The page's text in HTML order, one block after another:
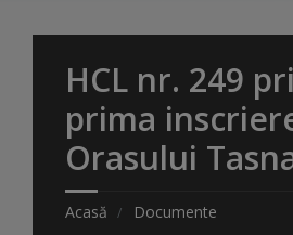
HCL nr. 249
prima
Orasului
Acasă Documente